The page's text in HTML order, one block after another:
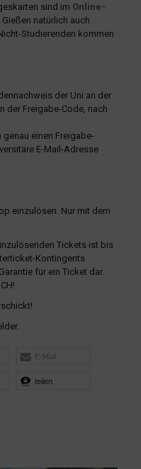
sind im Online-
natürlich auch
Studierenden kommen
der Uni an der
der Freigabe-Code, nach
einen Freigabe-
E-Mail-Adresse
einzulösen. Nur mit dem
Tickets ist bis
Kontingents
für ein Ticket dar.
E-Mail
teilen